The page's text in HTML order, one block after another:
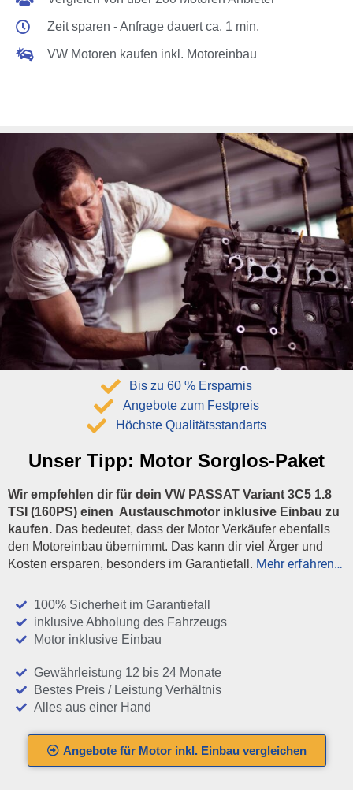
Zeit sparen - Anfrage dauert ca. 1 min.
VW Motoren kaufen inkl. Motoreinbau
Unser Tipp: Motor Sorglos-Paket
Wir empfehlen dir für dein VW PASSAT Variant 3C5 1.8
TSI (160PS) einen Austauschmotor inklusive Einbau zu
kaufen. Das bedeutet, dass der Motor Verkäufer ebenfalls
den Motoreinbau übernimmt. Das kann dir viel Ärger und
Kosten ersparen, besonders im Garantiefall. Mehr erfahren…
100% Sicherheit im Garantiefall
inklusive Abholung des Fahrzeugs
Motor inklusive Einbau
Gewährleistung 12 bis 24 Monate
Bestes Preis / Leistung Verhältnis
Alles aus einer Hand
Angebote für Motor inkl. Einbau vergleichen
Bis zu 60 % Ersparnis
Angebote zum Festpreis
Höchste Qualitätsstandarts